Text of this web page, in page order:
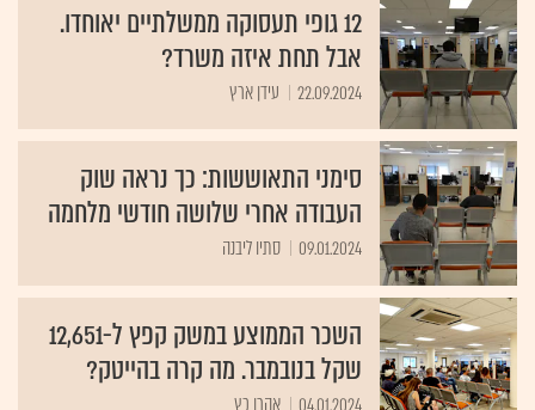
12 גופי תעסוקה ממשלתיים יאוחדו.
אבל תחת איזה משרד?
22.09.2024 עידן ארץ
סימני התאוששות: כך נראה שוק
העבודה אחרי שלושה חודשי מלחמה
09.01.2024 סתיו ליבנה
השכר הממוצע במשק קפץ ל-12,651
שקל בנובמבר. מה קרה בהייטק?